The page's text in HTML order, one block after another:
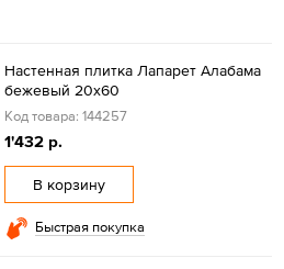
Настенная плитка Лапарет Алабама
бежевый 20х60
Код товара: 144257
1'432 р.
В корзину
Быстрая покупка